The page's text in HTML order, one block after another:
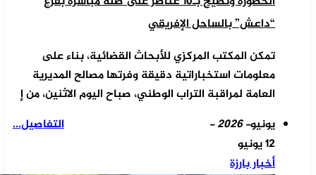
“داعش” بالساحل الإفريقي
تمكن المكتب المركزي للأبحاث القضائية، بناء على
معلومات استخباراتية دقيقة وفرتها مصالح المديرية
العامة لمراقبة ‏التراب الوطني، صباح اليوم الاثنين، من إ
التفاصيل...
يونيو- 2026 -
12 يونيو
أخبار بارزة